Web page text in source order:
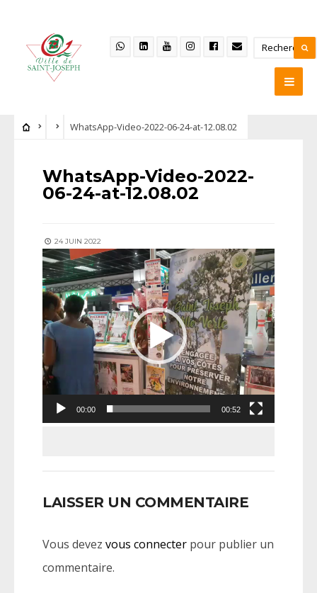
WhatsApp-Video-2022-06-24-at-12.08.02
WhatsApp-Video-2022-
06-24-at-12.08.02
24 JUIN 2022
Lecteur
vidéo
00:00 00:52
LAISSER UN COMMENTAIRE
Vous devez vous connecter pour publier un
commentaire.